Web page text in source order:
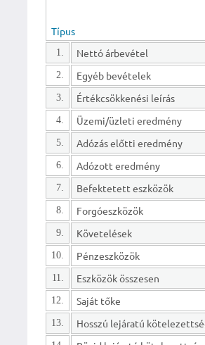
Típus
1. Nettó árbevétel
2. Egyéb bevételek
3. Értékcsökkenési leírás
4. Üzemi/üzleti eredmény
5. Adózás előtti eredmény
6. Adózott eredmény
7. Befektetett eszközök
8. Forgóeszközök
9. Követelések
10. Pénzeszközök
11. Eszközök összesen
12. Saját tőke
13.